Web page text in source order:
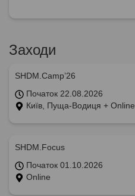
Заходи
SHDM.Camp’26
Початок 22.08.2026
Київ, Пуща-Водиця + Online
SHDM.Focus
Початок 01.10.2026
Online